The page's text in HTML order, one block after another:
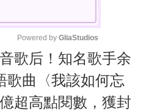
M
u
t
e
Powered by GliaStudios
歌后！知名歌手余
歌曲〈我該如何忘
超高點閱數，獲封